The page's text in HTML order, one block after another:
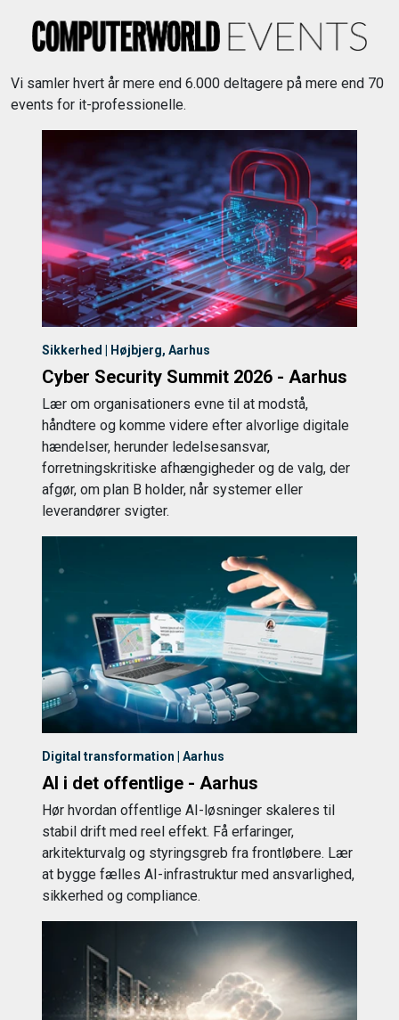
Vi samler hvert år mere end 6.000 deltagere på mere end 70
events for it-professionelle.
Sikkerhed | Højbjerg, Aarhus
Cyber Security Summit 2026 - Aarhus
Lær om organisationers evne til at modstå,
håndtere og komme videre efter alvorlige digitale
hændelser, herunder ledelsesansvar,
forretningskritiske afhængigheder og de valg, der
afgør, om plan B holder, når systemer eller
leverandører svigter.
Digital transformation | Aarhus
AI i det offentlige - Aarhus
Hør hvordan offentlige AI-løsninger skaleres til
stabil drift med reel effekt. Få erfaringer,
arkitekturvalg og styringsgreb fra frontløbere. Lær
at bygge fælles AI-infrastruktur med ansvarlighed,
sikkerhed og compliance.